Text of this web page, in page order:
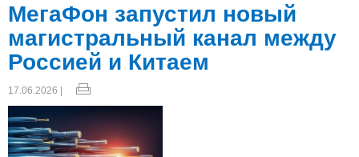
МегаФон запустил новый
магистральный канал между
Россией и Китаем
17.06.2026 |